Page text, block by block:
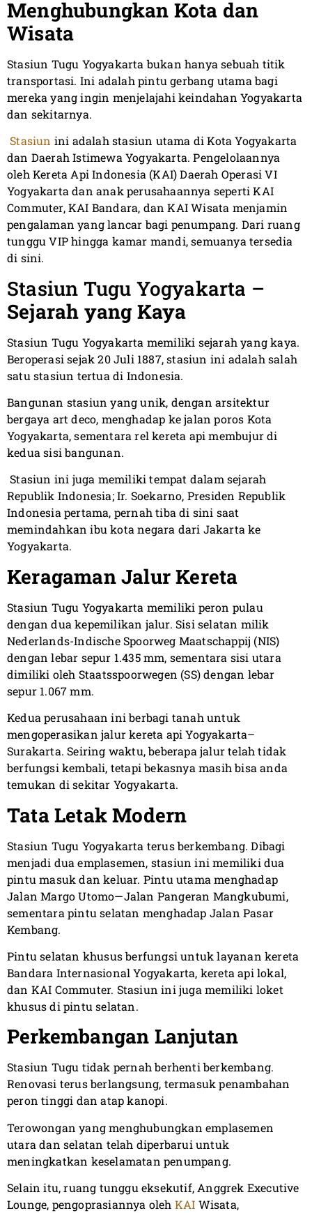
Menghubungkan Kota dan
Wisata
Stasiun Tugu Yogyakarta bukan hanya sebuah titik
transportasi. Ini adalah pintu gerbang utama bagi
mereka yang ingin menjelajahi keindahan Yogyakarta
dan sekitarnya.
Stasiun ini adalah stasiun utama di Kota Yogyakarta
dan Daerah Istimewa Yogyakarta. Pengelolaannya
oleh Kereta Api Indonesia (KAI) Daerah Operasi VI
Yogyakarta dan anak perusahaannya seperti KAI
Commuter, KAI Bandara, dan KAI Wisata menjamin
pengalaman yang lancar bagi penumpang. Dari ruang
tunggu VIP hingga kamar mandi, semuanya tersedia
di sini.
Stasiun Tugu Yogyakarta –
Sejarah yang Kaya
Stasiun Tugu Yogyakarta memiliki sejarah yang kaya.
Beroperasi sejak 20 Juli 1887, stasiun ini adalah salah
satu stasiun tertua di Indonesia.
Bangunan stasiun yang unik, dengan arsitektur
bergaya art deco, menghadap ke jalan poros Kota
Yogyakarta, sementara rel kereta api membujur di
kedua sisi bangunan.
Stasiun ini juga memiliki tempat dalam sejarah
Republik Indonesia; Ir. Soekarno, Presiden Republik
Indonesia pertama, pernah tiba di sini saat
memindahkan ibu kota negara dari Jakarta ke
Yogyakarta.
Keragaman Jalur Kereta
Stasiun Tugu Yogyakarta memiliki peron pulau
dengan dua kepemilikan jalur. Sisi selatan milik
Nederlands-Indische Spoorweg Maatschappij (NIS)
dengan lebar sepur 1.435 mm, sementara sisi utara
dimiliki oleh Staatsspoorwegen (SS) dengan lebar
sepur 1.067 mm.
Kedua perusahaan ini berbagi tanah untuk
mengoperasikan jalur kereta api Yogyakarta–
Surakarta. Seiring waktu, beberapa jalur telah tidak
berfungsi kembali, tetapi bekasnya masih bisa anda
temukan di sekitar Yogyakarta.
Tata Letak Modern
Stasiun Tugu Yogyakarta terus berkembang. Dibagi
menjadi dua emplasemen, stasiun ini memiliki dua
pintu masuk dan keluar. Pintu utama menghadap
Jalan Margo Utomo—Jalan Pangeran Mangkubumi,
sementara pintu selatan menghadap Jalan Pasar
Kembang.
Pintu selatan khusus berfungsi untuk layanan kereta
Bandara Internasional Yogyakarta, kereta api lokal,
dan KAI Commuter. Stasiun ini juga memiliki loket
khusus di pintu selatan.
Perkembangan Lanjutan
Stasiun Tugu tidak pernah berhenti berkembang.
Renovasi terus berlangsung, termasuk penambahan
peron tinggi dan atap kanopi.
Terowongan yang menghubungkan emplasemen
utara dan selatan telah diperbarui untuk
meningkatkan keselamatan penumpang.
Selain itu, ruang tunggu eksekutif, Anggrek Executive
Lounge, pengoprasiannya oleh KAI Wisata,